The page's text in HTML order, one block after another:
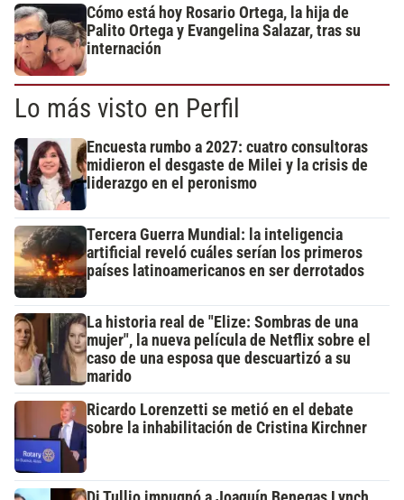
Cómo está hoy Rosario Ortega, la hija de
Palito Ortega y Evangelina Salazar, tras su
internación
Lo más visto en Perfil
Encuesta rumbo a 2027: cuatro consultoras
midieron el desgaste de Milei y la crisis de
liderazgo en el peronismo
Tercera Guerra Mundial: la inteligencia
artificial reveló cuáles serían los primeros
países latinoamericanos en ser derrotados
La historia real de "Elize: Sombras de una
mujer", la nueva película de Netflix sobre el
caso de una esposa que descuartizó a su
marido
Ricardo Lorenzetti se metió en el debate
sobre la inhabilitación de Cristina Kirchner